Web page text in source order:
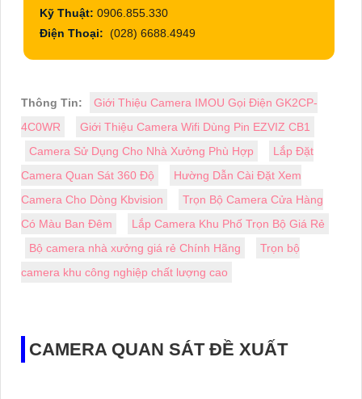
Kỹ Thuật: 0906.855.330
Điện Thoại: (028) 6688.4949
Thông Tin:
Giới Thiệu Camera IMOU Gọi Điện GK2CP-
4C0WR
Giới Thiệu Camera Wifi Dùng Pin EZVIZ CB1
Camera Sử Dụng Cho Nhà Xưởng Phù Hợp
Lắp Đặt
Camera Quan Sát 360 Độ
Hường Dẫn Cài Đặt Xem
Camera Cho Dòng Kbvision
Trọn Bộ Camera Cửa Hàng
Có Màu Ban Đêm
Lắp Camera Khu Phố Trọn Bộ Giá Rẻ
Bộ camera nhà xưởng giá rẻ Chính Hãng
Trọn bộ
camera khu công nghiệp chất lượng cao
CAMERA QUAN SÁT ĐỀ XUẤT